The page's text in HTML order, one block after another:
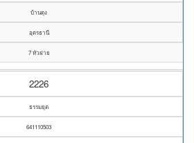
บ้านดุง
อุดรธานี
7 หัวฝาย
2226
ธรรมยุต
641110503